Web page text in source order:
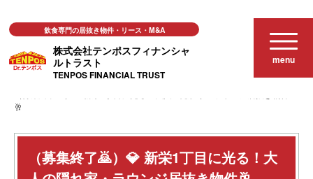
株式会社テンポスフィナンシャ
ルトラスト
TENPOS FINANCIAL TRUST
飲食専門の居抜き物件・リース・M&A
menu
居抜き店舗物件
🥂
（募集終了🙇）💎 新栄1丁目に光る！大